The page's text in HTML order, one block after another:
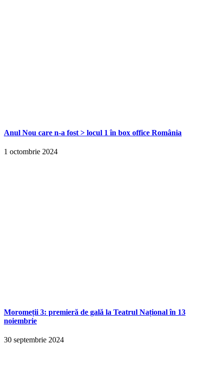
Anul Nou care n-a fost > locul 1 în box office România
1 octombrie 2024
Moromeții 3: premieră de gală la Teatrul Național în 13
noiembrie
30 septembrie 2024